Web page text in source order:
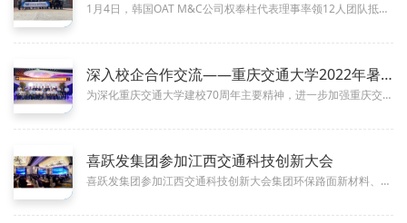
1月4日，韩国OAT M&C公司权奉柱代表理事率领12人团队抵达山西太原，对喜跃发集团进行为期多日的技术考察学习与战略合...
07-22 深入校企合作交流——重庆交通大学2022年暑期山西校友交流座
为深化重庆交通大学建校70周年主要精神，进一步加强重庆交通大学与喜跃发集团的交流合作，促进高校产学研市场化与高端技术人才...
11-30 喜跃发集团参加江西交通科技创新大会
喜跃发集团参加江西交通科技创新大会集团环保路面新材料、新技术、新产品受关注2019年11月28日至29日，江西交通科技创...